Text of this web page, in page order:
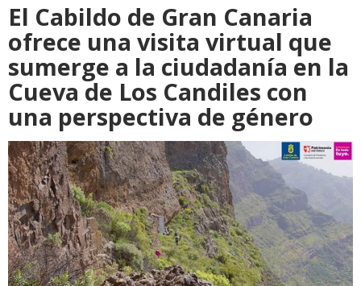
El Cabildo de Gran Canaria
ofrece una visita virtual que
sumerge a la ciudadanía en la
Cueva de Los Candiles con
una perspectiva de género